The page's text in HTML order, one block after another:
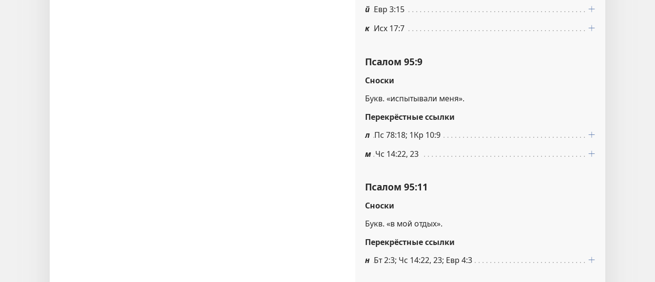
й Евр 3:15
к Исх 17:7
Псалом 95:9
Сноски
Букв. «испытывали меня».
Перекрёстные ссылки
л Пс 78:18; 1Кр 10:9
м Чс 14:22, 23
Псалом 95:11
Сноски
Букв. «в мой отдых».
Перекрёстные ссылки
н Бт 2:3; Чс 14:22, 23; Евр 4:3